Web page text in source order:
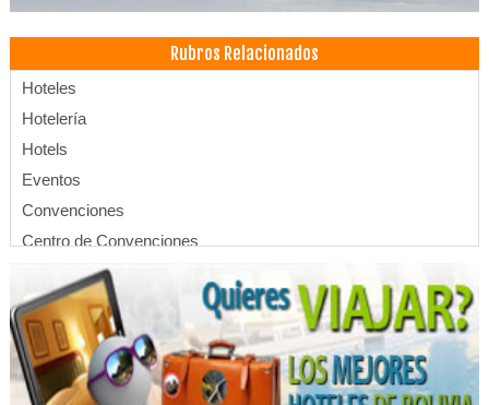
Rubros Relacionados
Hoteles
Hotelería
Hotels
Eventos
Convenciones
Centro de Convenciones
Carnes a la Parrilla
Restaurantes
Alojamientos
Alquiler de salones de eventos
Eventos Corporativos